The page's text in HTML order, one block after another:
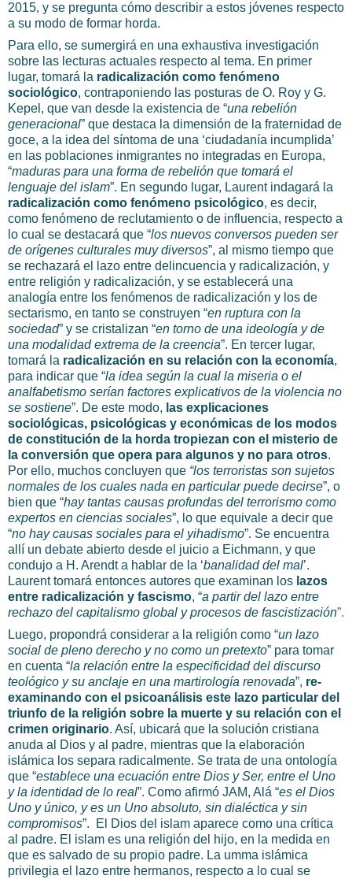
2015, y se pregunta cómo describir a estos jóvenes respecto
a su modo de formar horda.
Para ello, se sumergirá en una exhaustiva investigación
sobre las lecturas actuales respecto al tema. En primer
lugar, tomará la radicalización como fenómeno
sociológico, contraponiendo las posturas de O. Roy y G.
Kepel, que van desde la existencia de “una rebelión
generacional” que destaca la dimensión de la fraternidad de
goce, a la idea del síntoma de una ‘ciudadanía incumplida’
en las poblaciones inmigrantes no integradas en Europa,
“maduras para una forma de rebelión que tomará el
lenguaje del islam”. En segundo lugar, Laurent indagará la
radicalización como fenómeno psicológico, es decir,
como fenómeno de reclutamiento o de influencia, respecto a
lo cual se destacará que “los nuevos conversos pueden ser
de orígenes culturales muy diversos”, al mismo tiempo que
se rechazará el lazo entre delincuencia y radicalización, y
entre religión y radicalización, y se establecerá una
analogía entre los fenómenos de radicalización y los de
sectarismo, en tanto se construyen “en ruptura con la
sociedad” y se cristalizan “en torno de una ideología y de
una modalidad extrema de la creencia”. En tercer lugar,
tomará la radicalización en su relación con la economía,
para indicar que “la idea según la cual la miseria o el
analfabetismo serían factores explicativos de la violencia no
se sostiene”. De este modo, las explicaciones
sociológicas, psicológicas y económicas de los modos
de constitución de la horda tropiezan con el misterio de
la conversión que opera para algunos y no para otros.
Por ello, muchos concluyen que “los terroristas son sujetos
normales de los cuales nada en particular puede decirse”, o
bien que “hay tantas causas profundas del terrorismo como
expertos en ciencias sociales”, lo que equivale a decir que
“no hay causas sociales para el yihadismo”. Se encuentra
allí un debate abierto desde el juicio a Eichmann, y que
condujo a H. Arendt a hablar de la ‘banalidad del mal’.
Laurent tomará entonces autores que examinan los lazos
entre radicalización y fascismo, “a partir del lazo entre
rechazo del capitalismo global y procesos de fascistización”.
Luego, propondrá considerar a la religión como “un lazo
social de pleno derecho y no como un pretexto” para tomar
en cuenta “la relación entre la especificidad del discurso
teológico y su anclaje en una martirología renovada”, re-
examinando con el psicoanálisis este lazo particular del
triunfo de la religión sobre la muerte y su relación con el
crimen originario. Así, ubicará que la solución cristiana
anuda al Dios y al padre, mientras que la elaboración
islámica los separa radicalmente. Se trata de una ontología
que “establece una ecuación entre Dios y Ser, entre el Uno
y la identidad de lo real”. Como afirmó JAM, Alá “es el Dios
Uno y único, y es un Uno absoluto, sin dialéctica y sin
compromisos”. El Dios del islam aparece como una crítica
al padre. El islam es una religión del hijo, en la medida en
que es salvado de su propio padre. La umma islámica
privilegia el lazo entre hermanos, respecto a lo cual se